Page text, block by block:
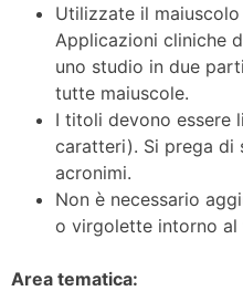
Utilizzate il
Applicazioni cliniche
uno studio in due
tutte maiuscole.
I titoli devono essere
caratteri). Si prega di
acronimi.
Non è necessario
o virgolette intorno al
Area tematica: